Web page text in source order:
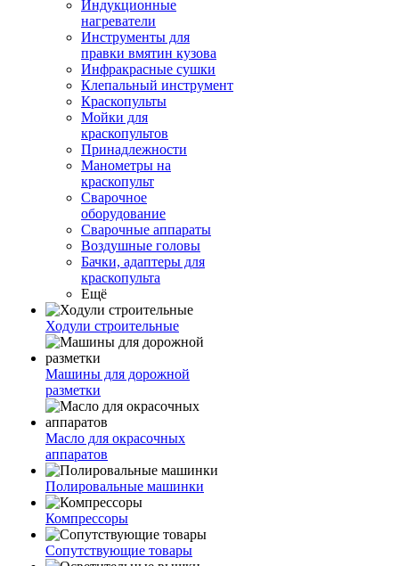
Индукционные
нагреватели
Инструменты для
правки вмятин кузова
Инфракрасные сушки
Клепальный инструмент
Краскопульты
Мойки для
краскопультов
Принадлежности
Манометры на
краскопульт
Сварочное
оборудование
Сварочные аппараты
Воздушные головы
Бачки, адаптеры для
краскопульта
Ещё
Ходули строительные
Машины для дорожной
разметки
Масло для окрасочных
аппаратов
Полировальные машинки
Компрессоры
Сопутствующие товары